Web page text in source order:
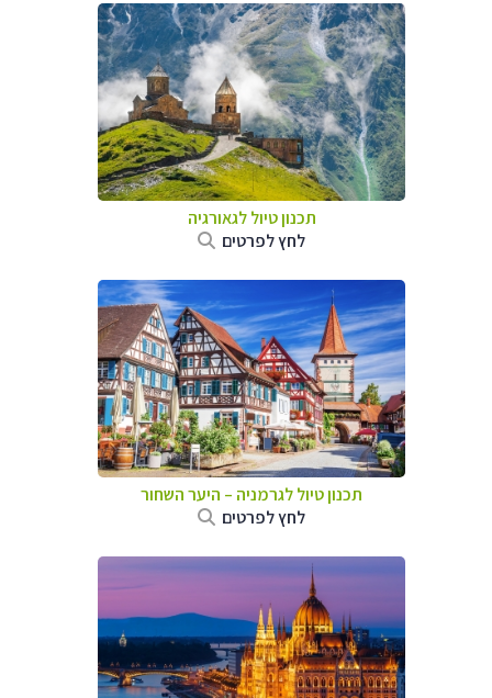
תכנון טיול לגאורגיה
לחץ לפרטים
תכנון טיול לגרמניה – היער השחור
לחץ לפרטים